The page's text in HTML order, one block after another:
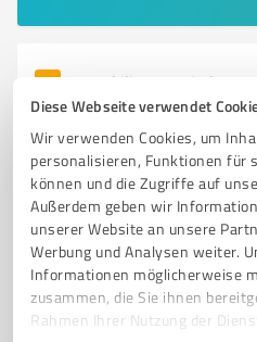
Diese Webseite verwendet
Wir verwenden Cookies, um
personalisieren, Funktionen für
können und die Zugriffe auf
Außerdem geben wir
unserer Website an unsere
Werbung und Analysen weiter.
Informationen möglicherweise
zusammen, die Sie ihnen
Rahmen Ihrer Nutzung der
6 Immobilienvermittlung
Verena Mezger
Professionelle
in Markgröningen
IMMOBILIENGUTACHTER
KAUFPREISBERATUNG MARKTANALYSE
GRUNDSTÜCKSBEWERTUNG
IMMOBILIENMAKLER ZERTIFIZIERTE